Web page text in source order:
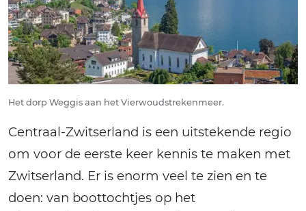
Het dorp Weggis aan het Vierwoudstrekenmeer.
Centraal-Zwitserland is een uitstekende regio
om voor de eerste keer kennis te maken met
Zwitserland. Er is enorm veel te zien en te
doen: van boottochtjes op het